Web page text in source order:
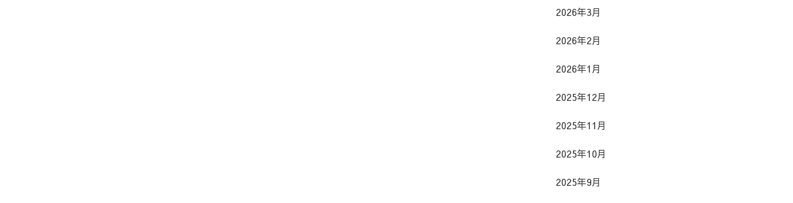
2026年3月
2026年2月
2026年1月
2025年12月
2025年11月
2025年10月
2025年9月